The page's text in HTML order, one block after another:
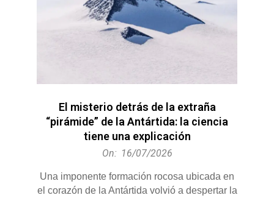
El misterio detrás de la extraña
“pirámide” de la Antártida: la ciencia
tiene una explicación
16
On: 16/07/2026
Una imponente formación rocosa ubicada en
el corazón de la Antártida volvió a despertar la